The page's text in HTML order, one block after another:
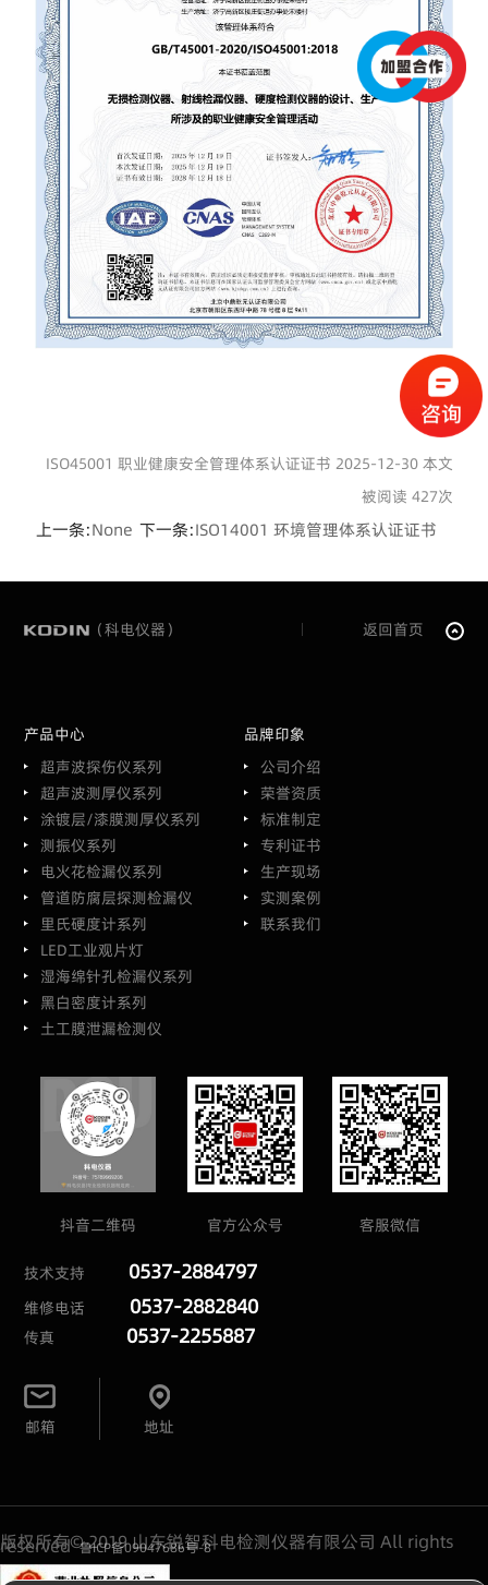
ISO45001 职业健康安全管理体系认证证书 2025-12-30 本文
被阅读 427次
上一条:None 下一条:ISO14001 环境管理体系认证证书
（科电仪器） 返回首页
产品中心
超声波探伤仪系列
超声波测厚仪系列
涂镀层/漆膜测厚仪系列
测振仪系列
电火花检漏仪系列
管道防腐层探测检漏仪
里氏硬度计系列
LED工业观片灯
湿海绵针孔检漏仪系列
黑白密度计系列
土工膜泄漏检测仪
品牌印象
公司介绍
荣誉资质
标准制定
专利证书
生产现场
实测案例
联系我们
抖音二维码 官方公众号 客服微信
技术支持 0537-2884797
维修电话 0537-2882840
传真 0537-2255887
邮箱 地址
版权所有© 2019 山东锐智科电检测仪器有限公司 All rights
reserved鲁ICP备09047686号-8